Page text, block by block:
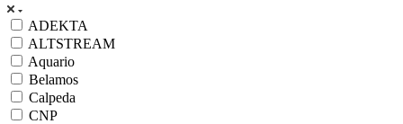
ADEKTA
ALTSTREAM
Aquario
Belamos
Calpeda
CNP